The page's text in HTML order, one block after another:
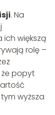
. Na
ich większą
rolę –
że popyt
wyższa